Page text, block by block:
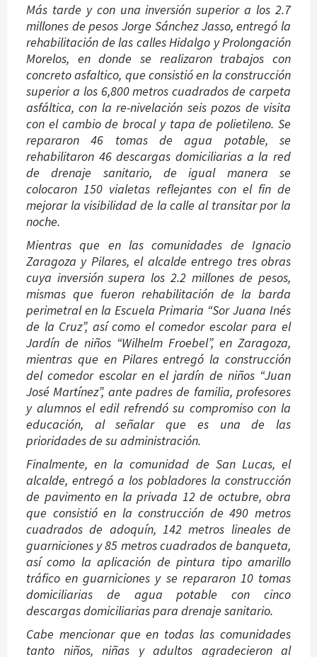
Más tarde y con una inversión superior a los 2.7
millones de pesos Jorge Sánchez Jasso, entregó la
rehabilitación de las calles Hidalgo y Prolongación
Morelos, en donde se realizaron trabajos con
concreto asfaltico, que consistió en la construcción
superior a los 6,800 metros cuadrados de carpeta
asfáltica, con la re-nivelación seis pozos de visita
con el cambio de brocal y tapa de polietileno. Se
repararon 46 tomas de agua potable, se
rehabilitaron 46 descargas domiciliarias a la red
de drenaje sanitario, de igual manera se
colocaron 150 vialetas reflejantes con el fin de
mejorar la visibilidad de la calle al transitar por la
noche.
Mientras que en las comunidades de Ignacio
Zaragoza y Pilares, el alcalde entrego tres obras
cuya inversión supera los 2.2 millones de pesos,
mismas que fueron rehabilitación de la barda
perimetral en la Escuela Primaria “Sor Juana Inés
de la Cruz”, así como el comedor escolar para el
Jardín de niños “Wilhelm Froebel”, en Zaragoza,
mientras que en Pilares entregó la construcción
del comedor escolar en el jardín de niños “Juan
José Martínez”, ante padres de familia, profesores
y alumnos el edil refrendó su compromiso con la
educación, al señalar que es una de las
prioridades de su administración.
Finalmente, en la comunidad de San Lucas, el
alcalde, entregó a los pobladores la construcción
de pavimento en la privada 12 de octubre, obra
que consistió en la construcción de 490 metros
cuadrados de adoquín, 142 metros lineales de
guarniciones y 85 metros cuadrados de banqueta,
así como la aplicación de pintura tipo amarillo
tráfico en guarniciones y se repararon 10 tomas
domiciliarias de agua potable con cinco
descargas domiciliarias para drenaje sanitario.
Cabe mencionar que en todas las comunidades
tanto niños, niñas y adultos agradecieron al